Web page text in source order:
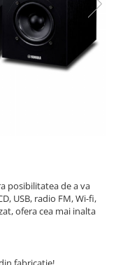
posibilitatea de a va
USB, radio FM, Wi-fi,
ofera cea mai inalta